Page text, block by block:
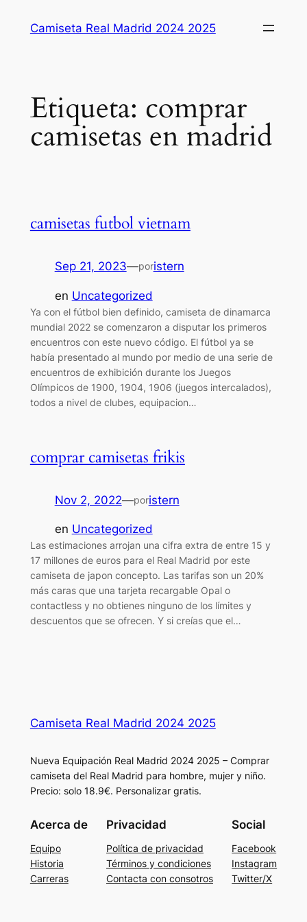
Camiseta Real Madrid 2024 2025
Etiqueta: comprar
camisetas en madrid
camisetas futbol vietnam
Sep 21, 2023—poristern
en Uncategorized
Ya con el fútbol bien definido, camiseta de dinamarca
mundial 2022 se comenzaron a disputar los primeros
encuentros con este nuevo código. El fútbol ya se
había presentado al mundo por medio de una serie de
encuentros de exhibición durante los Juegos
Olímpicos de 1900, 1904, 1906 (juegos intercalados),
todos a nivel de clubes, equipacion…
comprar camisetas frikis
Nov 2, 2022—poristern
en Uncategorized
Las estimaciones arrojan una cifra extra de entre 15 y
17 millones de euros para el Real Madrid por este
camiseta de japon concepto. Las tarifas son un 20%
más caras que una tarjeta recargable Opal o
contactless y no obtienes ninguno de los límites y
descuentos que se ofrecen. Y si creías que el…
Camiseta Real Madrid 2024 2025
Nueva Equipación Real Madrid 2024 2025 – Comprar
camiseta del Real Madrid para hombre, mujer y niño.
Precio: solo 18.9€. Personalizar gratis.
Acerca de
Equipo
Historia
Carreras
Privacidad
Política de privacidad
Términos y condiciones
Contacta con consotros
Social
Facebook
Instagram
Twitter/X